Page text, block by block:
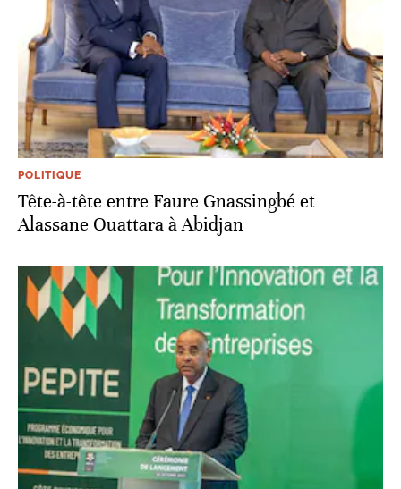
POLITIQUE
Tête-à-tête entre Faure Gnassingbé et
Alassane Ouattara à Abidjan